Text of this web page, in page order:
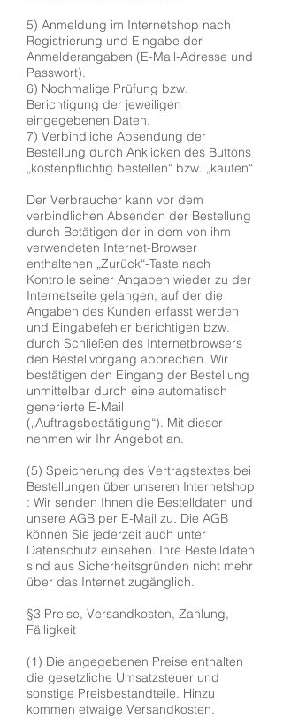
5) Anmeldung im Internetshop nach
Registrierung und Eingabe der
Anmelderangaben (E-Mail-Adresse und
Passwort).
6) Nochmalige Prüfung bzw.
Berichtigung der jeweiligen
eingegebenen Daten.
7) Verbindliche Absendung der
Bestellung durch Anklicken des Buttons
„kostenpflichtig bestellen“ bzw. „kaufen“
Der Verbraucher kann vor dem
verbindlichen Absenden der Bestellung
durch Betätigen der in dem von ihm
verwendeten Internet-Browser
enthaltenen „Zurück“-Taste nach
Kontrolle seiner Angaben wieder zu der
Internetseite gelangen, auf der die
Angaben des Kunden erfasst werden
und Eingabefehler berichtigen bzw.
durch Schließen des Internetbrowsers
den Bestellvorgang abbrechen. Wir
bestätigen den Eingang der Bestellung
unmittelbar durch eine automatisch
generierte E-Mail
(„Auftragsbestätigung“). Mit dieser
nehmen wir Ihr Angebot an.
(5) Speicherung des Vertragstextes bei
Bestellungen über unseren Internetshop
: Wir senden Ihnen die Bestelldaten und
unsere AGB per E-Mail zu. Die AGB
können Sie jederzeit auch unter
Datenschutz einsehen. Ihre Bestelldaten
sind aus Sicherheitsgründen nicht mehr
über das Internet zugänglich.
§3 Preise, Versandkosten, Zahlung,
Fälligkeit
(1) Die angegebenen Preise enthalten
die gesetzliche Umsatzsteuer und
sonstige Preisbestandteile. Hinzu
kommen etwaige Versandkosten.